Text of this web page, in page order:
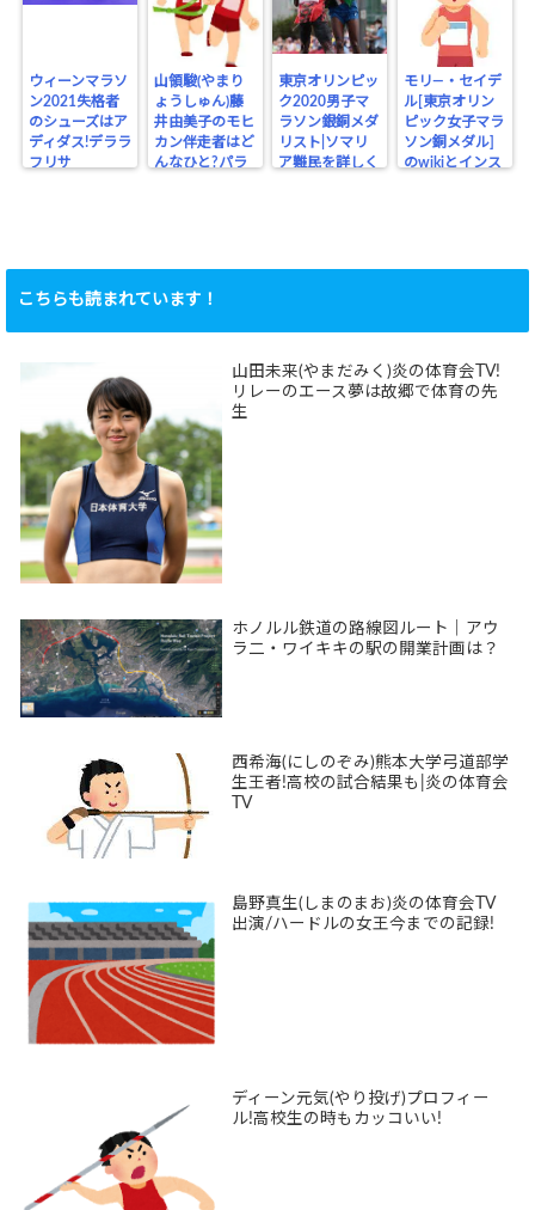
ウィーンマラソ
ン2021失格者
のシューズはア
ディダス!デララ
フリサ
山領駿(やまり
ょうしゅん)藤
井由美子のモヒ
カン伴走者はど
んなひと?パラ
東京オリンピッ
ク2020男子マ
ラソン銀銅メダ
リスト|ソマリ
ア難民を詳しく
モリ―・セイデ
ル[東京オリン
ピック女子マラ
ソン銅メダル]
のwikiとインス
こちらも読まれています！
山田未来(やまだみく)炎の体育会TV!
リレーのエース夢は故郷で体育の先
生
ホノルル鉄道の路線図ルート｜アウ
ラ二・ワイキキの駅の開業計画は？
西希海(にしのぞみ)熊本大学弓道部学
生王者!高校の試合結果も|炎の体育会
TV
島野真生(しまのまお)炎の体育会TV
出演/ハードルの女王今までの記録!
ディーン元気(やり投げ)プロフィー
ル!高校生の時もカッコいい!